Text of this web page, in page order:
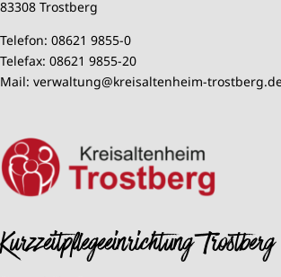
83308 Trostberg
Telefon: 08621 9855-0
Telefax: 08621 9855-20
Mail: verwaltung@kreisaltenheim-
Kurzzeitpflegeeinrichtung Trostberg